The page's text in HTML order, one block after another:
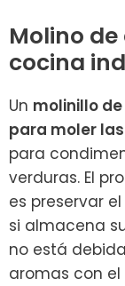
Molino
cocina
Un molinillo
para moler
para
verduras. El
es preservar
si almacena
no está
aromas con el